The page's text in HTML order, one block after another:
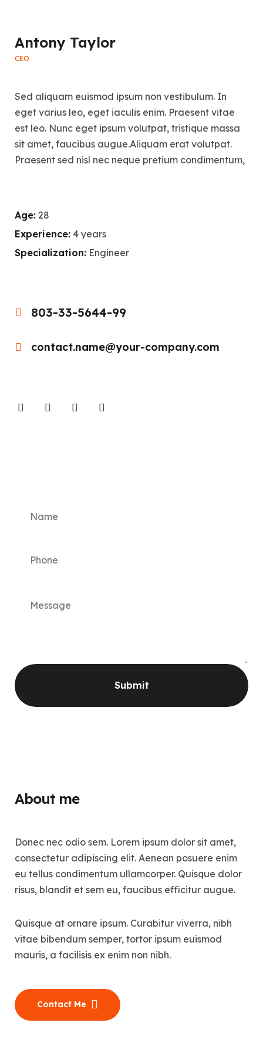
Antony Taylor
CEO
Sed aliquam euismod ipsum non vestibulum. In
eget varius leo, eget iaculis enim. Praesent vitae
est leo. Nunc eget ipsum volutpat, tristique massa
sit amet, faucibus augue.Aliquam erat volutpat.
Praesent sed nisl nec neque pretium condimentum,
Age: 28
Experience: 4 years
Specialization: Engineer
803-33-5644-99
contact.name@your-company.com
About me
Donec nec odio sem. Lorem ipsum dolor sit amet,
consectetur adipiscing elit. Aenean posuere enim
eu tellus condimentum ullamcorper. Quisque dolor
risus, blandit et sem eu, faucibus efficitur augue.
Quisque at ornare ipsum. Curabitur viverra, nibh
vitae bibendum semper, tortor ipsum euismod
mauris, a facilisis ex enim non nibh.
Contact Me